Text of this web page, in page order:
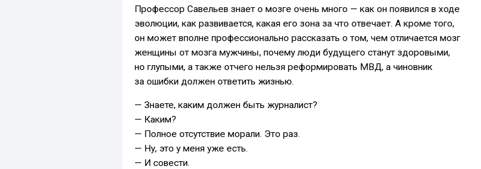
Профессор Савельев знает о мозге очень много — как он появился в ходе
эволюции, как развивается, какая его зона за что отвечает. А кроме того,
он может вполне профессионально рассказать о том, чем отличается мозг
женщины от мозга мужчины, почему люди будущего станут здоровыми,
но глупыми, а также отчего нельзя реформировать МВД, а чиновник
за ошибки должен ответить жизнью.
— Знаете, каким должен быть журналист?
— Каким?
— Полное отсутствие морали. Это раз.
— Ну, это у меня уже есть.
— И совести.